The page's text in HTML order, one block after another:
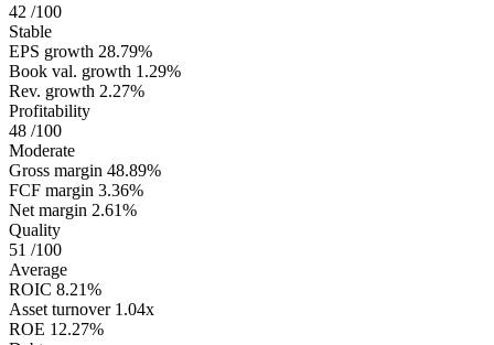
42 /100
Stable
EPS growth 28.79%
Book val. growth 1.29%
Rev. growth 2.27%
Profitability
48 /100
Moderate
Gross margin 48.89%
FCF margin 3.36%
Net margin 2.61%
Quality
51 /100
Average
ROIC 8.21%
Asset turnover 1.04x
ROE 12.27%